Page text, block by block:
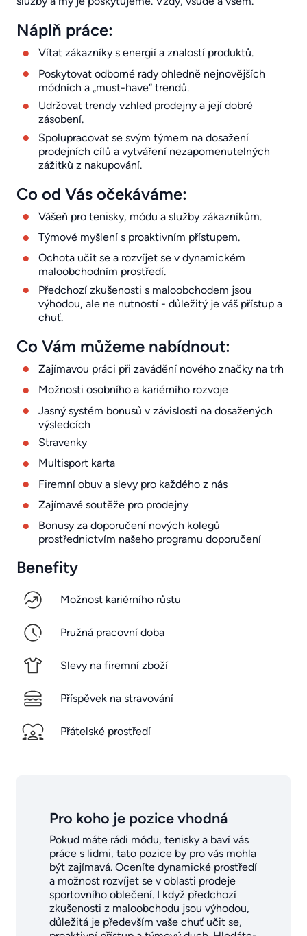
Náplň práce:
Vítat zákazníky s energií a znalostí produktů.
Poskytovat odborné rady ohledně nejnovějších
módních a „must-have“ trendů.
Udržovat trendy vzhled prodejny a její dobré
zásobení.
Spolupracovat se svým týmem na dosažení
prodejních cílů a vytváření nezapomenutelných
zážitků z nakupování.
Co od Vás očekáváme:
Vášeň pro tenisky, módu a služby zákazníkům.
Týmové myšlení s proaktivním přístupem.
Ochota učit se a rozvíjet se v dynamickém
maloobchodním prostředí.
Předchozí zkušenosti s maloobchodem jsou
výhodou, ale ne nutností - důležitý je váš přístup a
chuť.
Co Vám můžeme nabídnout:
Zajímavou práci při zavádění nového značky na trh
Možnosti osobního a kariérního rozvoje
Jasný systém bonusů v závislosti na dosažených
výsledcích
Stravenky
Multisport karta
Firemní obuv a slevy pro každého z nás
Zajímavé soutěže pro prodejny
Bonusy za doporučení nových kolegů
prostřednictvím našeho programu doporučení
Benefity
Možnost kariérního růstu
Pružná pracovní doba
Slevy na firemní zboží
Příspěvek na stravování
Přátelské prostředí
Pro koho je pozice vhodná
Pokud máte rádi módu, tenisky a baví vás
práce s lidmi, tato pozice by pro vás mohla
být zajímavá. Oceníte dynamické prostředí
a možnost rozvíjet se v oblasti prodeje
sportovního oblečení. I když předchozí
zkušenosti z maloobchodu jsou výhodou,
důležitá je především vaše chuť učit se,